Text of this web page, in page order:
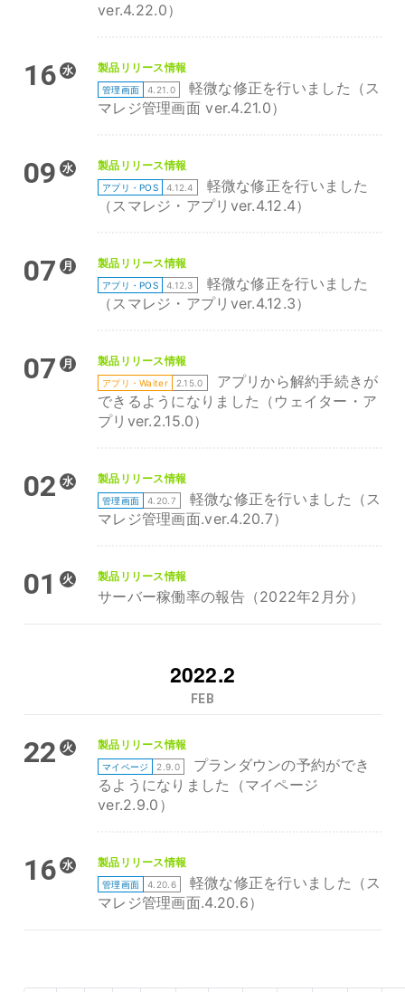
ver.4.22.0）
16 水 製品リリース情報
管理画面 4.21.0
軽微な修正を行いました（ス
マレジ管理画面 ver.4.21.0）
09 水 製品リリース情報
アプリ・POS 4.12.4
軽微な修正を行いました
（スマレジ・アプリver.4.12.4）
07 月 製品リリース情報
アプリ・POS 4.12.3
軽微な修正を行いました
（スマレジ・アプリver.4.12.3）
07 月 製品リリース情報
アプリ・Waiter 2.15.0
アプリから解約手続きが
できるようになりました（ウェイター・ア
プリver.2.15.0）
02 水 製品リリース情報
管理画面 4.20.7
軽微な修正を行いました（ス
マレジ管理画面.ver.4.20.7）
01 火 製品リリース情報
サーバー稼働率の報告（2022年2月分）
2022.2
FEB
22 火 製品リリース情報
マイページ 2.9.0
プランダウンの予約ができ
るようになりました（マイページ
ver.2.9.0）
16 水 製品リリース情報
管理画面 4.20.6
軽微な修正を行いました（ス
マレジ管理画面.4.20.6）